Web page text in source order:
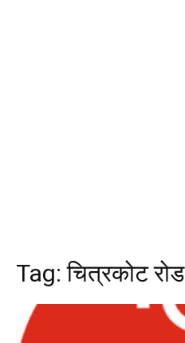
Tag:चित्रकोट रोड